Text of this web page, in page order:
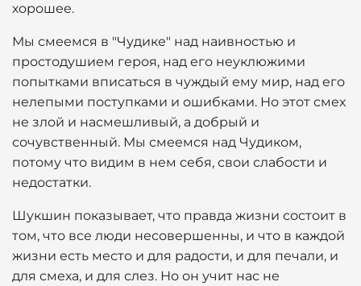
хорошее.
Мы смеемся в "Чудике" над наивностью и
простодушием героя, над его неуклюжими
попытками вписаться в чуждый ему мир, над его
нелепыми поступками и ошибками. Но этот смех
не злой и насмешливый, а добрый и
сочувственный. Мы смеемся над Чудиком,
потому что видим в нем себя, свои слабости и
недостатки.
Шукшин показывает, что правда жизни состоит в
том, что все люди несовершенны, и что в каждой
жизни есть место и для радости, и для печали, и
для смеха, и для слез. Но он учит нас не